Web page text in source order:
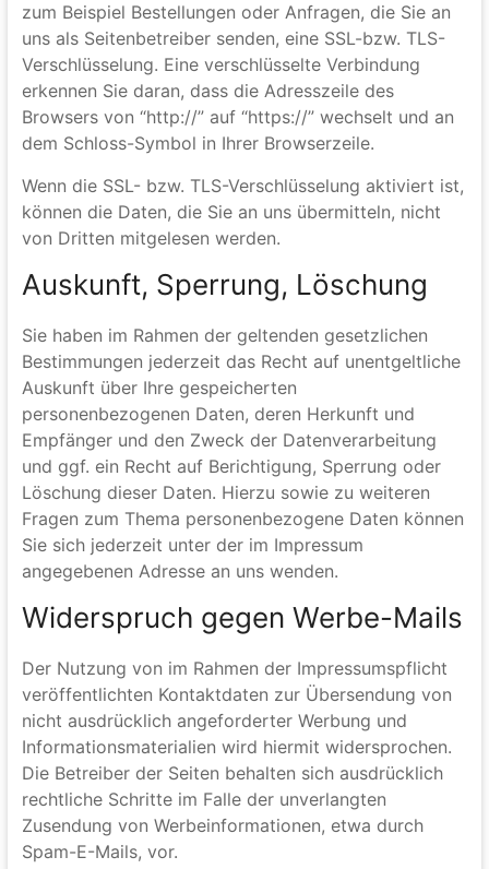
SSL- bzw. TLS-Verschlüsselung
Diese Seite nutzt aus Sicherheitsgründen und zum
Schutz der Übertragung vertraulicher Inhalte, wie
zum Beispiel Bestellungen oder Anfragen, die Sie an
uns als Seitenbetreiber senden, eine SSL-bzw. TLS-
Verschlüsselung. Eine verschlüsselte Verbindung
erkennen Sie daran, dass die Adresszeile des
Browsers von “http://” auf “https://” wechselt und an
dem Schloss-Symbol in Ihrer Browserzeile.
Wenn die SSL- bzw. TLS-Verschlüsselung aktiviert ist,
von Dritten mitgelesen werden.
Auskunft, Sperrung, Löschung
Sie haben im Rahmen der geltenden gesetzlichen
Bestimmungen jederzeit das Recht auf unentgeltliche
Auskunft über Ihre gespeicherten
personenbezogenen Daten, deren Herkunft und
Empfänger und den Zweck der Datenverarbeitung
und ggf. ein Recht auf Berichtigung, Sperrung oder
Löschung dieser Daten. Hierzu sowie zu weiteren
Fragen zum Thema personenbezogene Daten können
angegebenen Adresse an uns wenden.
Widerspruch gegen Werbe-Mails
Der Nutzung von im Rahmen der Impressumspflicht
veröffentlichten Kontaktdaten zur Übersendung von
nicht ausdrücklich angeforderter Werbung und
Informationsmaterialien wird hiermit widersprochen.